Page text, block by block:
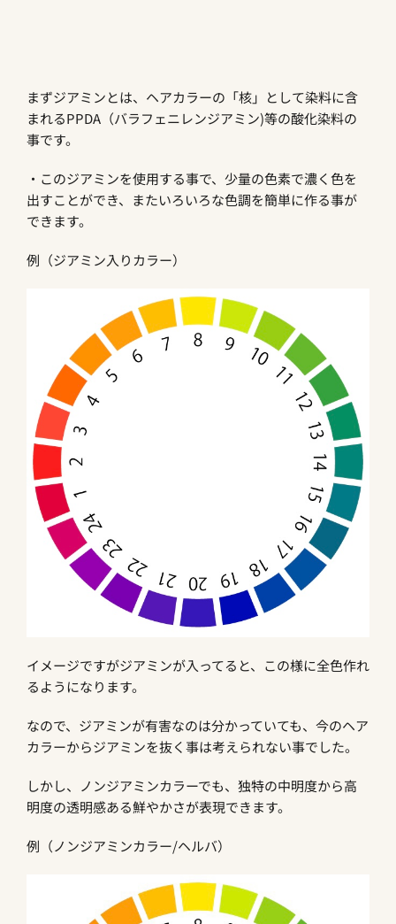
まずジアミンとは、ヘアカラーの「核」として染料に含
まれるPPDA （バラフェニレンジアミン)等の酸化染料の
事です。
・このジアミンを使用する事で、少量の色素で濃く色を
出すことができ、またいろいろな色調を簡単に作る事が
できます。
例（ジアミン入りカラー）
イメージですがジアミンが入ってると、この様に全色作れ
るようになります。
なので、ジアミンが有害なのは分かっていても、今のヘア
カラーからジアミンを抜く事は考えられない事でした。
しかし、ノンジアミンカラーでも、独特の中明度から高
明度の透明感ある鮮やかさが表現できます。
例（ノンジアミンカラー/ヘルバ）